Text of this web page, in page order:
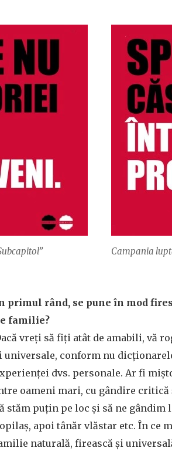
Campania
primul rând, se pune în mod
familie?
vreţi să fiţi atât de amabili, vă
universale, conform nu
dvs. personale. Ar fi
oameni mari, cu gândire critică
stăm puţin pe loc şi să ne
apoi tânăr vlăstar etc. În ce
naturală, firească şi